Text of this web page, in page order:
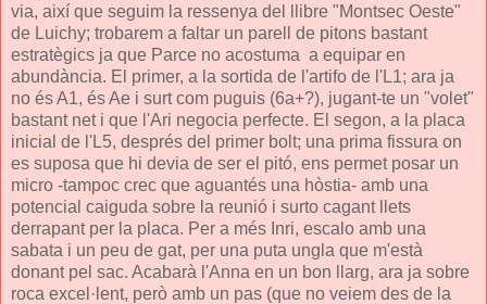
via, així que seguim la ressenya del llibre "Montsec Oeste"
de Luichy; trobarem a faltar un parell de pitons bastant
estratègics ja que Parce no acostuma a equipar en
abundància. El primer, a la sortida de l'artifo de l'L1; ara ja
no és A1, és Ae i surt com puguis (6a+?), jugant-te un "volet"
bastant net i que l'Ari negocia perfecte. El segon, a la placa
inicial de l'L5, després del primer bolt; una prima fissura on
es suposa que hi devia de ser el pitó, ens permet posar un
micro -tampoc crec que aguantés una hòstia- amb una
potencial caiguda sobre la reunió i surto cagant llets
derrapant per la placa. Per a més Inri, escalo amb una
sabata i un peu de gat, per una puta ungla que m'està
donant pel sac. Acabarà l'Anna en un bon llarg, ara ja sobre
roca excel·lent, però amb un pas (que no veiem des de la